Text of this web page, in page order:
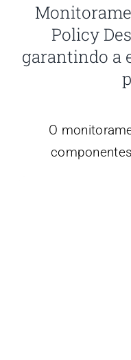
Policy
garantindo a
O